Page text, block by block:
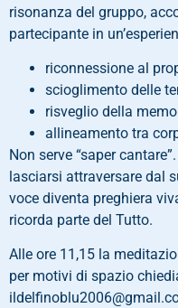
risonanza del gruppo,
partecipante in
riconnessione al
scioglimento delle
risveglio della
allineamento tra
Non serve “saper
lasciarsi attraversare dal
voce diventa preghiera
ricorda parte del Tutto.
Alle ore 11,15 la
per motivi di spazio